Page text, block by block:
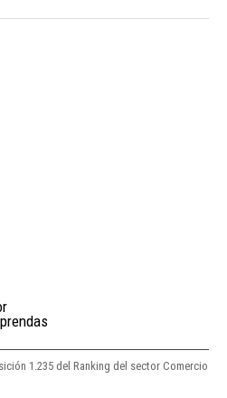
1.235 del Ranking del sector Comercio